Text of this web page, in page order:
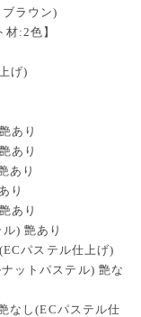
ラウン)
材:2色】
げ)
あり
あり
あり
り
あり
) 艶あり
パステル仕上げ)
ットパステル) 艶な
なし(ECパステル仕